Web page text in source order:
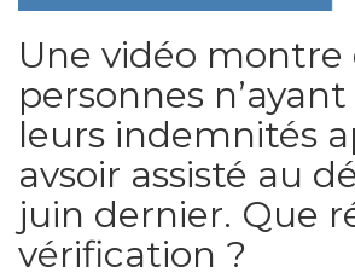
Une vidéo montre
personnes
leurs indemnités
avsoir assisté au
juin dernier. Que
vérification ?